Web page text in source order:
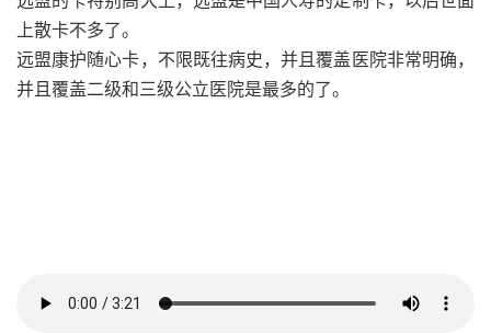
上散卡不多了。
远盟康护随心卡，不限既往病史，并且覆盖医院非常明确，
并且覆盖二级和三级公立医院是最多的了。